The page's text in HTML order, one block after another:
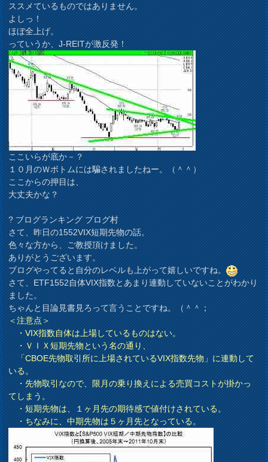
ススメているものではありません。
よしっ！
ほぼ全上げ。
っていうか、J-REITが激反発！
ここいらが底か－？
１０月のＷボトムには騙されましたねー。（＾＾）
ここからの押目は、
大丈夫かな？
? ブログランキング ブログ村
さて、昨日の1552VIX短期先物の話。
色々な方から、ご教授頂けました。
ありがとうございます。
ブログやってると自分のレベルも上がって嬉しいですね。
さて、ETF1552自体VIX指数とあまり連動していないことがわかり
ました。
ちゃんと目論見書見ろって言うことですね。（＾＾；
＜注意点＞
・VIX指数自体は上場しているものはない。
・ＶＩＸ短期先物という名の通り、
「CBOE先物取引所に上場されているVIX指数先物」に連動して
いる。
・先物取引なので、限月の乗り換えによる売買コストが掛かっ
てしまう。
・短期先物は、１ヶ月先の期待感で値付けされている。
・ちなみに、中期先物は５ヶ月先となっている。